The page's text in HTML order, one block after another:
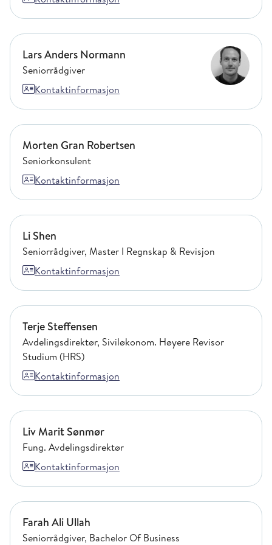
Lars Anders Normann
Lars Anders Normann
Seniorrådgiver
Kontaktinformasjon
Morten Gran Robertsen
Morten Gran Robertsen
Seniorkonsulent
Kontaktinformasjon
Li Shen
Li Shen
Seniorrådgiver, Master I Regnskap & Revisjon
Kontaktinformasjon
Terje Steffensen
Terje Steffensen
Avdelingsdirektør, Siviløkonom. Høyere Revisor
Studium (HRS)
Kontaktinformasjon
Liv Marit Sønmør
Liv Marit Sønmør
Fung. Avdelingsdirektør
Kontaktinformasjon
Farah Ali Ullah
Farah Ali Ullah
Seniorrådgiver, Bachelor Of Business